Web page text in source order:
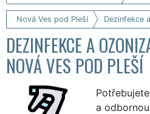
Nová Ves pod Pleší Dezinfekce
DEZINFEKCE A
NOVÁ VES POD PLEŠÍ
a